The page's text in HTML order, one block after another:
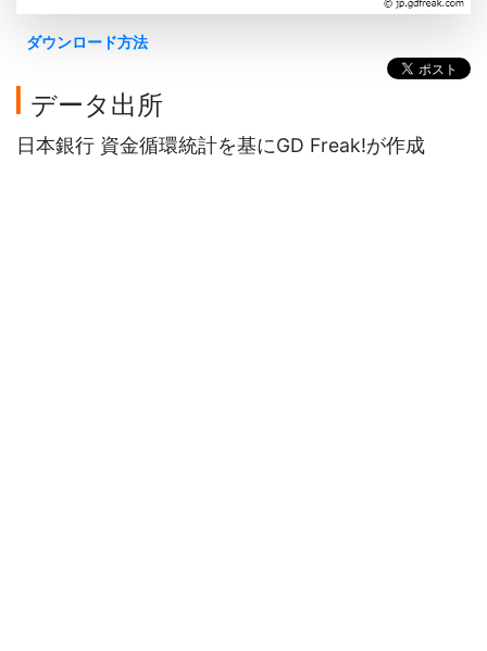
ダウンロード方法
データ出所
日本銀行 資金循環統計を基にGD Freak!が作成